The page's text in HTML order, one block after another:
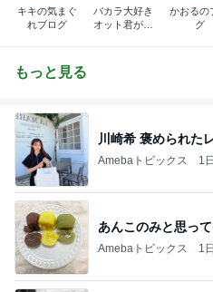
キキの気まぐ
れブログ
バカラ大好き
オット君がニ
かおるの
グ
もっと見る
川崎希 褒められた
Amebaトピックス 1
あんこのみと思っ
Amebaトピックス 1